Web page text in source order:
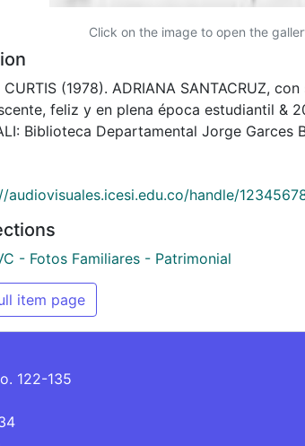
Click on the image to open the
(1978). ADRIANA SANTACRUZ,
feliz y en plena época estudiantil &
Biblioteca Departamental Jorge Garces
audiovisuales.icesi.edu.co/handle/
- Fotos Familiares - Patrimonial
item page
122-135